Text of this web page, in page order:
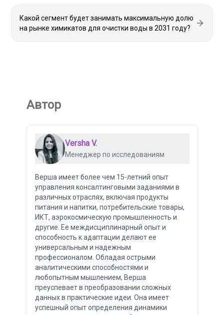
Какой сегмент будет занимать максимальную долю
на рынке химикатов для очистки воды в 2031 году?
Автор
Versha V.
Менеджер по исследованиям
Верша имеет более чем 15-летний опыт
управления консалтинговыми заданиями в
различных отраслях, включая продукты
питания и напитки, потребительские товары,
ИКТ, аэрокосмическую промышленность и
другие. Ее междисциплинарный опыт и
способность к адаптации делают ее
универсальным и надежным
профессионалом. Обладая острыми
аналитическими способностями и
любопытным мышлением, Верша
преуспевает в преобразовании сложных
данных в практические идеи. Она имеет
успешный опыт определения динамики